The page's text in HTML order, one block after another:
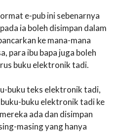
e-pub ini sebenarnya
ia boleh disimpan dalam
ke mana-mana
para ibu bapa juga boleh
buku elektronik tadi.
buku teks elektronik tadi,
buku elektronik tadi ke
ada dan disimpan
masing yang hanya